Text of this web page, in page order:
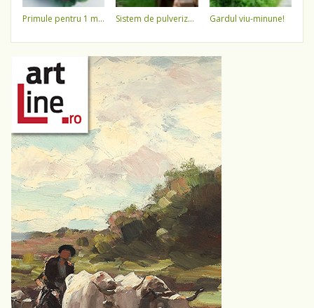
primule pentru 1 martie 3,5 lei / ghiveci !!!! sistem de pulverizare a apei gardul viu-minune!